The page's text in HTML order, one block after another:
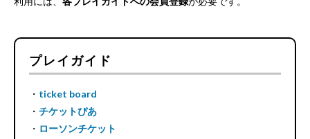
プレイガイド
・ ticket board
・ チケットぴあ
・ ローソンチケット